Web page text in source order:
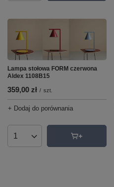
Lampa stołowa FORM czerwona
Aldex 1108B15
359,00 zł / szt.
+ Dodaj do porównania
Ilość produktów